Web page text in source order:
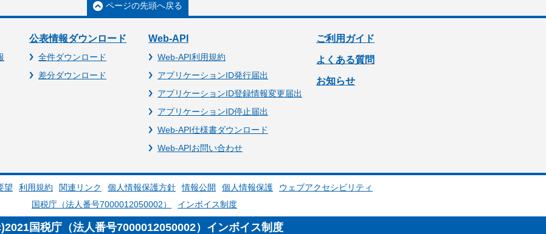
ページの先頭へ戻る
公表情報ダウンロード
全件ダウンロード
差分ダウンロード
Web-API
Web-API利用規約
アプリケーションID発行届出
アプリケーションID登録情報変更届出
アプリケーションID停止届出
Web-API仕様書ダウンロード
Web-APIお問い合わせ
ご利用ガイド
よくある質問
お知らせ
望 利用規約 関連リンク 個人情報保護方針 情報公開 個人情報保護
ウェブアクセシビリティ
国税庁（法人番号7000012050002）
インボイス制度
国税庁（法人番号7000012050002）インボイス制度